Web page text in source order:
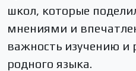
школ, которые
мнениями и
важность изучению и
родного языка.